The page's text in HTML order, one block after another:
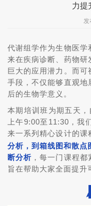
力提
代谢组学作为生物医学
来在疾病诊断、药物研
巨大的应用潜力。而
手段，不仅能够直观地
后的生物学意义。
本期培训班为期五天
上午9:00至11:30，我
来一系列精心设计的课
分析，到箱线图和散点
断分析 ，每一门课程
旨在帮助大家全面提升